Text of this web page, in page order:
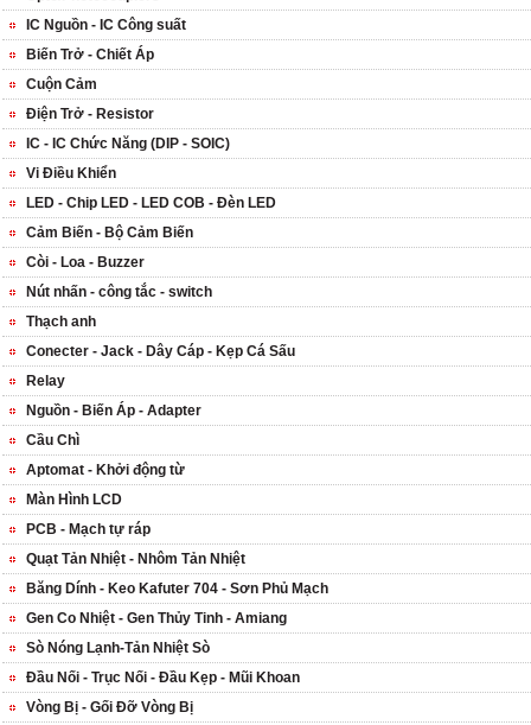
IC Nguồn - IC Công suất
Biến Trở - Chiết Áp
Cuộn Cảm
Điện Trở - Resistor
IC - IC Chức Năng (DIP - SOIC)
Vi Điều Khiển
LED - Chip LED - LED COB - Đèn LED
Cảm Biến - Bộ Cảm Biến
Còi - Loa - Buzzer
Nút nhấn - công tắc - switch
Thạch anh
Conecter - Jack - Dây Cáp - Kẹp Cá Sấu
Relay
Nguồn - Biến Áp - Adapter
Cầu Chì
Aptomat - Khởi động từ
Màn Hình LCD
PCB - Mạch tự ráp
Quạt Tản Nhiệt - Nhôm Tản Nhiệt
Băng Dính - Keo Kafuter 704 - Sơn Phủ Mạch
Gen Co Nhiệt - Gen Thủy Tinh - Amiang
Sò Nóng Lạnh-Tản Nhiệt Sò
Đầu Nối - Trục Nối - Đầu Kẹp - Mũi Khoan
Vòng Bị - Gối Đỡ Vòng Bị